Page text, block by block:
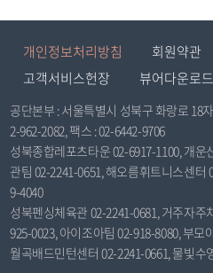
개인정보처리방침 회원약관
고객서비스헌장
뷰어다운로드
공단본부 : 서울특별시 성북구 화랑로 18
2-962-2082, 팩스 : 02-6442-9706
성북종합레포츠타운 02-6917-1100, 개
관팀 02-2241-0651, 해오름휘트니스센터
9-4040
성북펜싱체육관 02-2241-0681, 거주자주
925-0023, 아이조아팀 02-918-8080, 부모
월곡배드민턴센터 02-2241-0661, 물빛수